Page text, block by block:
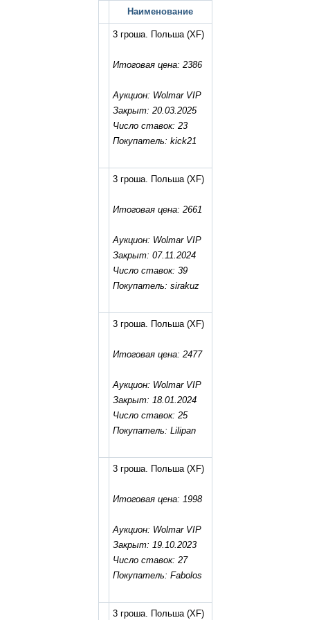
Наименование
3 гроша. Польша(XF)
Итоговая цена: 2386
Аукцион: Wolmar VIP
Закрыт: 20.03.2025
Число ставок: 23
Покупатель: kick21
3 гроша. Польша(XF)
Итоговая цена: 2661
Аукцион: Wolmar VIP
Закрыт: 07.11.2024
Число ставок: 39
Покупатель: sirakuz
3 гроша. Польша(XF)
Итоговая цена: 2477
Аукцион: Wolmar VIP
Закрыт: 18.01.2024
Число ставок: 25
Покупатель: Lilipan
3 гроша. Польша(XF)
Итоговая цена: 1998
Аукцион: Wolmar VIP
Закрыт: 19.10.2023
Число ставок: 27
Покупатель: Fabolos
3 гроша. Польша(XF)